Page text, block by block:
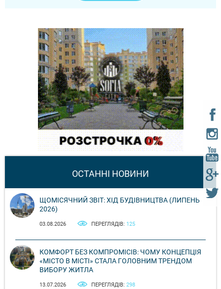
ОСТАННІ НОВИНИ
ЩОМІСЯЧНИЙ ЗВІТ: ХІД БУДІВНИЦТВА (ЛИПЕНЬ
2026)
03.08.2026 ПЕРЕГЛЯДІВ: 125
КОМФОРТ БЕЗ КОМПРОМІСІВ: ЧОМУ КОНЦЕПЦІЯ
«МІСТО В МІСТІ» СТАЛА ГОЛОВНИМ ТРЕНДОМ
ВИБОРУ ЖИТЛА
13.07.2026 ПЕРЕГЛЯДІВ: 298